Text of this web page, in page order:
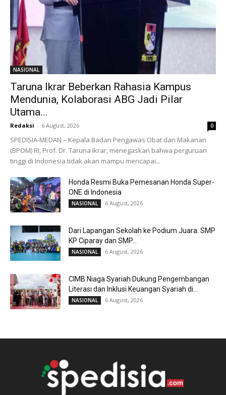
NASIONAL
Taruna Ikrar Beberkan Rahasia Kampus
Mendunia, Kolaborasi ABG Jadi Pilar
Utama...
Redaksi - 6 August, 2026 0
SPEDISIA-MEDAN – Kepala Badan Pengawas Obat dan Makanan
(BPOM) RI, Prof. Dr. Taruna Ikrar, menegaskan bahwa perguruan
tinggi di Indonesia tidak akan mampu mencapai...
Honda Resmi Buka Pemesanan Honda Super-
ONE di Indonesia
NASIONAL 6 August, 2026
Dari Lapangan Sekolah ke Podium Juara: SMP
KP Ciparay dan SMP...
NASIONAL 6 August, 2026
CIMB Niaga Syariah Dukung Pengembangan
Literasi dan Inklusi Keuangan Syariah di...
NASIONAL 6 August, 2026